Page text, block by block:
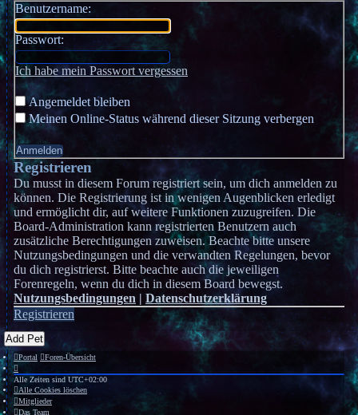
Benutzername:
Passwort:
Ich habe mein Passwort vergessen
Angemeldet bleiben
Meinen Online-Status während dieser Sitzung verbergen
Registrieren
Du musst in diesem Forum registriert sein, um dich anmelden zu
können. Die Registrierung ist in wenigen Augenblicken erledigt
und ermöglicht dir, auf weitere Funktionen zuzugreifen. Die
Board-Administration kann registrierten Benutzern auch
zusätzliche Berechtigungen zuweisen. Beachte bitte unsere
Nutzungsbedingungen und die verwandten Regelungen, bevor
du dich registrierst. Bitte beachte auch die jeweiligen
Forenregeln, wenn du dich in diesem Board bewegst.
Nutzungsbedingungen | Datenschutzerklärung
Registrieren
Add Pet
Portal Foren-Übersicht
Alle Zeiten sind UTC+02:00
Alle Cookies löschen
Mitglieder
Das Team